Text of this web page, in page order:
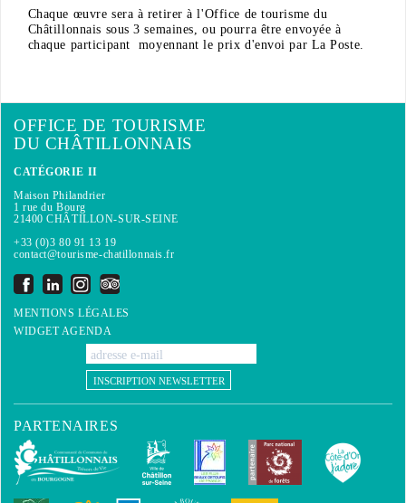
Chaque œuvre sera à retirer à l'Office de tourisme du
Châtillonnais sous 3 semaines, ou pourra être envoyée à
chaque participant moyennant le prix d'envoi par La Poste.
OFFICE DE TOURISME
DU CHÂTILLONNAIS
CATÉGORIE II
Maison Philandrier
1 rue du Bourg
21400 CHÂTILLON-SUR-SEINE
+33 (0)3 80 91 13 19
contact@tourisme-chatillonnais.fr
MENTIONS LÉGALES
WIDGET AGENDA
INSCRIPTION NEWSLETTER
PARTENAIRES